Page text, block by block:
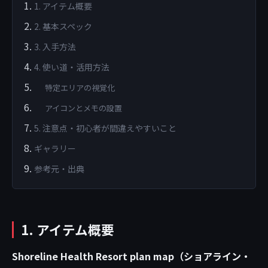
1. アイテム概要
2. 基本スペック
3. 入手方法
4. 使い道・活用方法
特定エリアの視覚化
アイコンとメモの設置
5. 注意点・初心者が間違えやすいこと
ギャラリー
参考元・出典
1. アイテム概要
Shoreline Health Resort plan map（ショアライン・